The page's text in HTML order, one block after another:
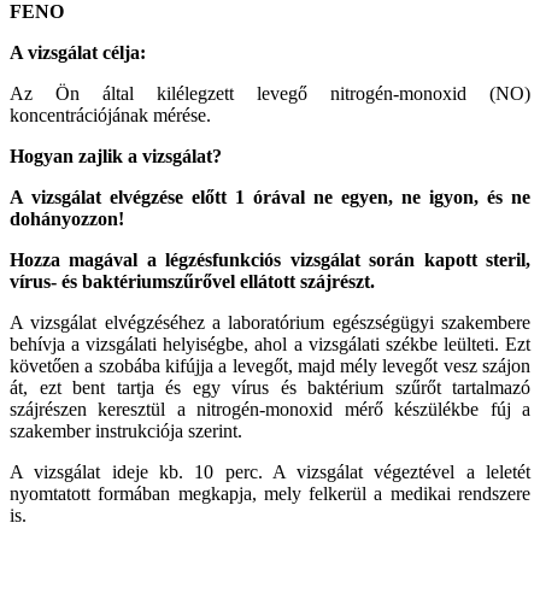
FENO
A vizsgálat célja:
Az Ön által kilélegzett levegő nitrogén-monoxid (NO)
koncentrációjának mérése.
Hogyan zajlik a vizsgálat?
A vizsgálat elvégzése előtt 1 órával ne egyen, ne igyon, és ne
dohányozzon!
Hozza magával a légzésfunkciós vizsgálat során kapott steril,
vírus- és baktériumszűrővel ellátott szájrészt.
A vizsgálat elvégzéséhez a laboratórium egészségügyi szakembere
behívja a vizsgálati helyiségbe, ahol a vizsgálati székbe leülteti. Ezt
követően a szobába kifújja a levegőt, majd mély levegőt vesz szájon
át, ezt bent tartja és egy vírus és baktérium szűrőt tartalmazó
szájrészen keresztül a nitrogén-monoxid mérő készülékbe fúj a
szakember instrukciója szerint.
A vizsgálat ideje kb. 10 perc. A vizsgálat végeztével a leletét
nyomtatott formában megkapja, mely felkerül a medikai rendszere
is.